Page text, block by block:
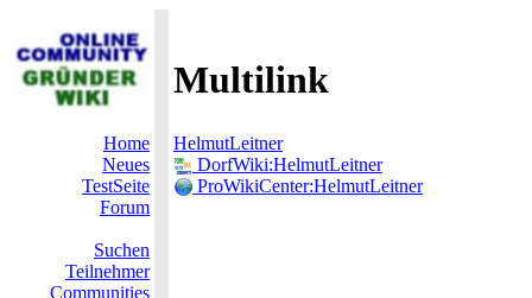
Multilink
Home
Neues
TestSeite
Forum
Suchen
Teilnehmer
Communities
HelmutLeitner
DorfWiki:HelmutLeitner
ProWikiCenter:HelmutLeitner